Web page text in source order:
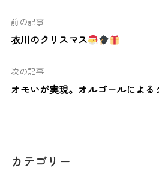
前の記事
衣川のクリスマス
次の記事
オモいが実現。オルゴールによる
カテゴリー